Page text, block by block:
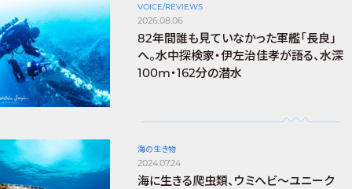
VOICE/REVIEWS
2026.08.06
82年間誰も見ていなかった軍艦「長良」
へ。水中探検家・伊左治佳孝が語る、水深
100m・162分の潜水
海の生き物
2024.07.24
海に生きる爬虫類、ウミヘビ～ユニーク